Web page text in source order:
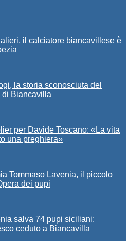
il calciatore biancavillese è
la storia sconosciuta del
di Biancavilla
per Davide Toscano: «La vita
una preghiera»
Tommaso Lavenia, il piccolo
dei pupi
salva 74 pupi siciliani:
ceduto a Biancavilla